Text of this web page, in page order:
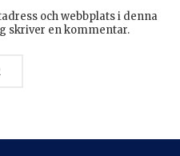
och webbplats i denna
skriver en kommentar.